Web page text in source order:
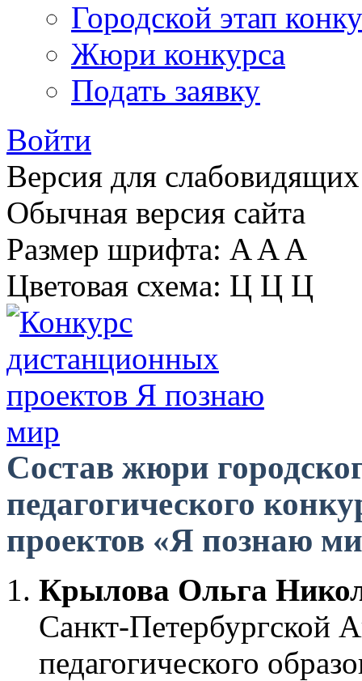
Городской этап
Жюри конкурса
Подать заявку
Войти
Версия для слабовидящих
Обычная версия сайта
Размер шрифта: A A A
Цветовая схема: Ц Ц Ц
Состав жюри
педагогического
проектов «Я познаю
Крылова Ольга
Санкт-Петербургской
педагогического